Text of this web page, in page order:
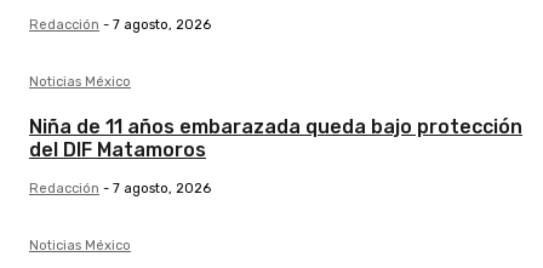
Redacción - 7 agosto, 2026
Noticias México
Niña de 11 años embarazada queda bajo protección
del DIF Matamoros
Redacción - 7 agosto, 2026
Noticias México